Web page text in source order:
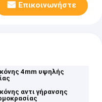
Επικοινωνήστε
4mm υψηλής
αντι γήρανσης